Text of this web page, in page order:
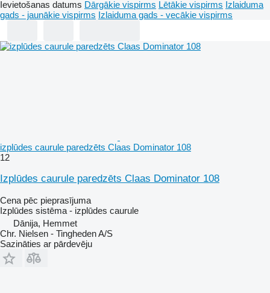
Ievietošanas datums Dārgākie vispirms Lētākie vispirms Izlaiduma
gads - jaunākie vispirms Izlaiduma gads - vecākie vispirms
izplūdes caurule paredzēts Claas Dominator 108
12
Izplūdes caurule paredzēts Claas Dominator 108
Cena pēc pieprasījuma
Izplūdes sistēma - izplūdes caurule
Dānija, Hemmet
Chr. Nielsen - Tingheden A/S
Sazināties ar pārdevēju